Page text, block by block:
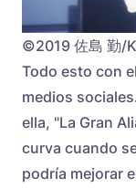
©2019 佐島 勤/
Todo esto con
medios
ella, "La Gran
curva cuando
podría mejorar